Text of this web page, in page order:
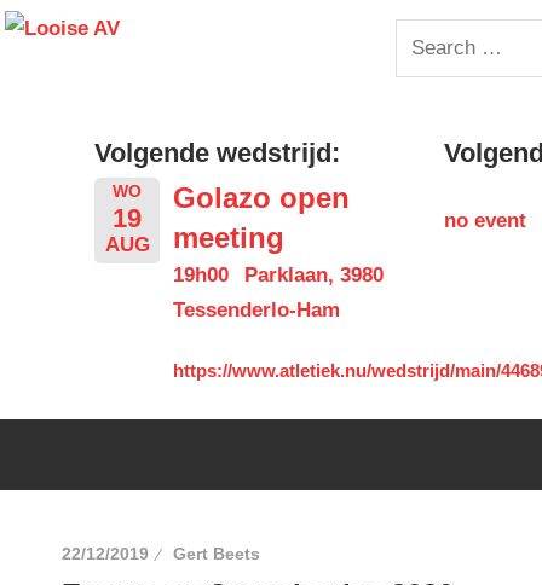
Skip
Search
for:
Volgende wedstrijd:
WO
19
AUG
Golazo open
meeting
19h00
Parklaan, 3980
Tessenderlo-Ham
https://www.atletiek.nu/wedstrijd/main/
no event
22/12/2019 Gert Beets